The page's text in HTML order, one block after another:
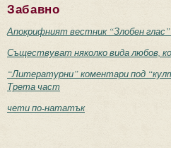
Забавно
Апокрифният вестник “Злобен глас”
Съществуват няколко вида любов,
“Литературни” коментари под
Трета част
чети по-нататък